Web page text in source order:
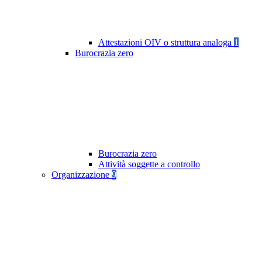
Attestazioni OIV o struttura analoga 1
Burocrazia zero
Burocrazia zero
Attività soggette a controllo
Organizzazione 9